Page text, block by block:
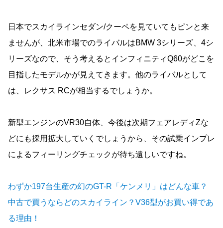
日本でスカイラインセダン/クーペを見ていてもピンと来
ませんが、北米市場でのライバルはBMW 3シリーズ、4シ
リーズなので、そう考えるとインフィニティQ60がどこを
目指したモデルかが見えてきます。他のライバルとして
は、レクサス RCが相当するでしょうか。
新型エンジンのVR30自体、今後は次期フェアレディZな
どにも採用拡大していくでしょうから、その試乗インプレ
によるフィーリングチェックが待ち遠しいですね。
わずか197台生産の幻のGT-R「ケンメリ」はどんな車？
中古で買うならどのスカイライン？V36型がお買い得であ
る理由！